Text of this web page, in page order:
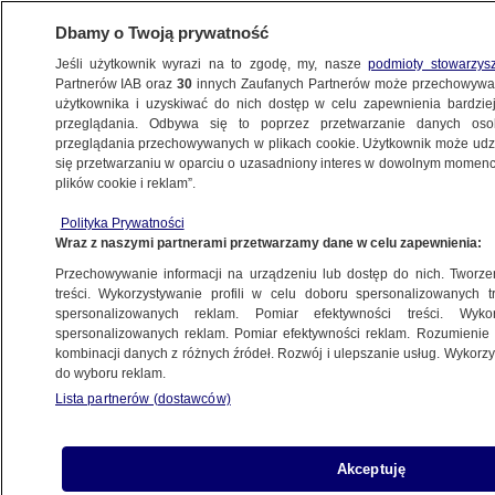
ŚWIAT
teraz wielką wojnę z Koreą Północną"
14.06.2019, 20:24
Udostępnij
Dbamy o Twoją prywatność
Jeśli użytkownik wyrazi na to zgodę, my, naszepodmioty
Partnerów IAB oraz30 innych Zaufanych Partnerów może
użytkownika i uzyskiwać do nich dostęp w celu zapewnienia
przeglądania. Odbywa się to poprzez przetwarzanie danych
przeglądania przechowywanych w plikach cookie. Użytkownik może
się przetwarzaniu w oparciu o uzasadniony interes w dowolnym
plików cookie i reklam”.
Polityka Prywatności
Wraz z naszymi partnerami przetwarzamy dane w celu zapewnienia:
Przechowywanie informacji na urządzeniu lub dostęp do nich.
treści. Wykorzystywanie profili w celu doboru spersonalizowanych
spersonalizowanych reklam. Pomiar efektywności treści.
spersonalizowanych reklam. Pomiar efektywności reklam.
kombinacji danych z różnych źródeł. Rozwój i ulepszanie usług.
do wyboru reklam.
Lista partnerów (dostawców)
Akceptuję